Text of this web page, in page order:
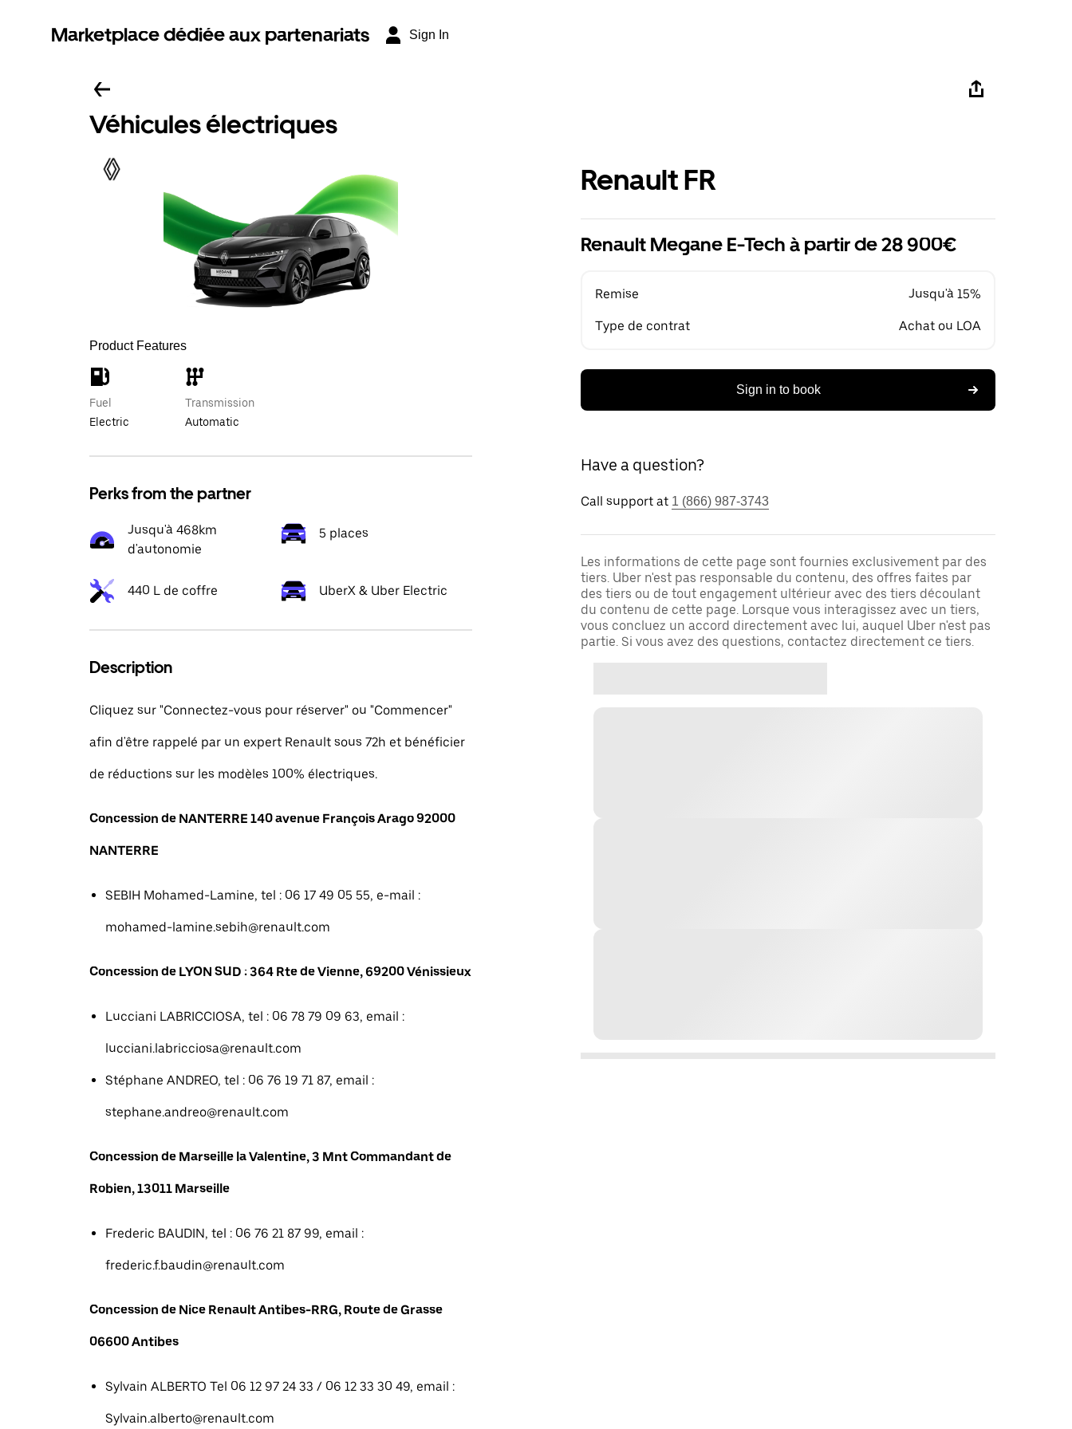
Marketplace dédiée aux partenariats Sign In
Véhicules électriques
Product Features
Fuel
Electric
Transmission
Automatic
Perks from the partner
Jusqu'à 468km
d'autonomie
5 places
440 L de coffre UberX & Uber Electric
Description
Cliquez sur "Connectez-vous pour réserver" ou "Commencer"
afin d'être rappelé par un expert Renault sous 72h et bénéficier
de réductions sur les modèles 100% électriques.
Concession de NANTERRE 140 avenue François Arago 92000
NANTERRE
SEBIH Mohamed-Lamine, tel : 06 17 49 05 55, e-mail :
mohamed-lamine.sebih@renault.com
Concession de LYON SUD : 364 Rte de Vienne, 69200 Vénissieux
Lucciani LABRICCIOSA, tel : 06 78 79 09 63, email :
lucciani.labricciosa@renault.com
Stéphane ANDREO, tel : 06 76 19 71 87, email :
stephane.andreo@renault.com
Concession de Marseille la Valentine, 3 Mnt Commandant de
Robien, 13011 Marseille
Frederic BAUDIN, tel : 06 76 21 87 99, email :
frederic.f.baudin@renault.com
Concession de Nice Renault Antibes-RRG, Route de Grasse
06600 Antibes
Sylvain ALBERTO Tel 06 12 97 24 33 / 06 12 33 30 49, email :
Sylvain.alberto@renault.com
Renault FR
Renault Megane E-Tech à partir de 28 900€
Remise Jusqu'à 15%
Type de contrat Achat ou LOA
Sign in to book
Have a question?
Call support at 1 (866) 987-3743
Les informations de cette page sont fournies exclusivement par des
tiers. Uber n'est pas responsable du contenu, des offres faites par
des tiers ou de tout engagement ultérieur avec des tiers découlant
du contenu de cette page. Lorsque vous interagissez avec un tiers,
vous concluez un accord directement avec lui, auquel Uber n'est pas
partie. Si vous avez des questions, contactez directement ce tiers.